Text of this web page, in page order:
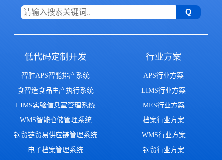
低代码定制开发
智胜APS智能排产系统
食智造食品生产执行系统
LIMS实验信息室管理系统
WMS智能仓储管理系统
钢贸链贸易供应链管理系统
电子档案管理系统
行业方案
APS行业方案
LIMS行业方案
MES行业方案
档案行业方案
WMS行业方案
钢贸行业方案